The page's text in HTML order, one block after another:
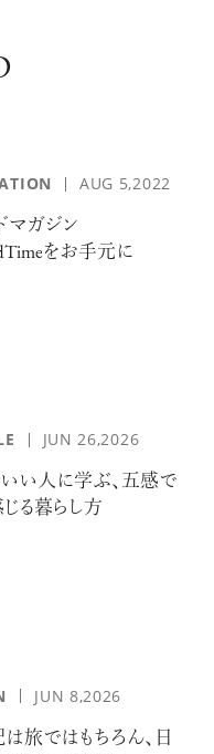
AUG 5,2022
マガジン
をお手元に
JUN 26,2026
い人に学ぶ、五感で
じる暮らし方
JUN 8,2026
旅ではもちろん、日